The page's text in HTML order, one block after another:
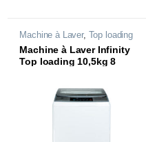
Machine à Laver, Top loading
Machine à Laver Infinity
Top loading 10,5kg 8